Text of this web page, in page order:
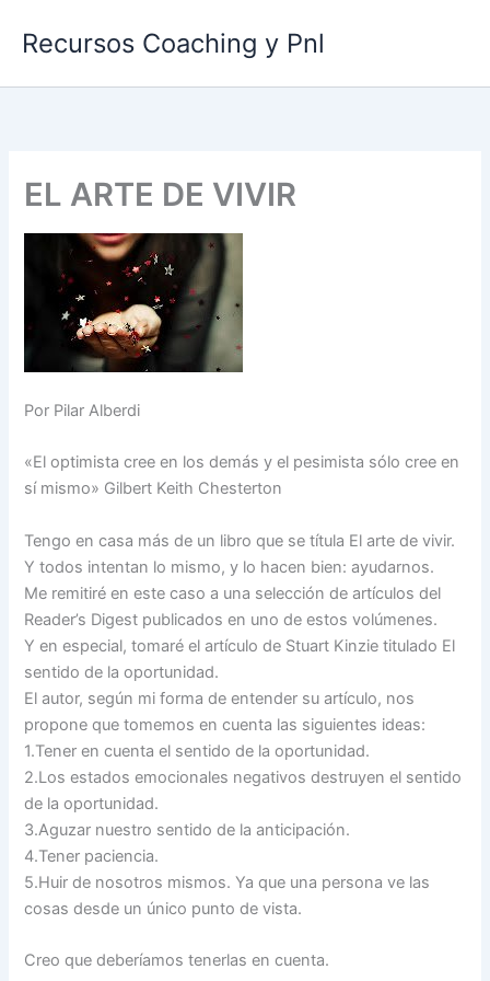
Recursos Coaching y Pnl
EL ARTE DE VIVIR
Por Pilar Alberdi
«El optimista cree en los demás y el pesimista sólo cree en
sí mismo» Gilbert Keith Chesterton
Tengo en casa más de un libro que se títula El arte de vivir.
Y todos intentan lo mismo, y lo hacen bien: ayudarnos.
Me remitiré en este caso a una selección de artículos del
Reader’s Digest publicados en uno de estos volúmenes.
Y en especial, tomaré el artículo de Stuart Kinzie titulado El
sentido de la oportunidad.
El autor, según mi forma de entender su artículo, nos
propone que tomemos en cuenta las siguientes ideas:
1.Tener en cuenta el sentido de la oportunidad.
2.Los estados emocionales negativos destruyen el sentido
de la oportunidad.
3.Aguzar nuestro sentido de la anticipación.
4.Tener paciencia.
5.Huir de nosotros mismos. Ya que una persona ve las
cosas desde un único punto de vista.
Creo que deberíamos tenerlas en cuenta.